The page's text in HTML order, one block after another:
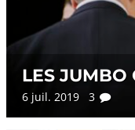
LES JUMBO
6 juil. 2019 3